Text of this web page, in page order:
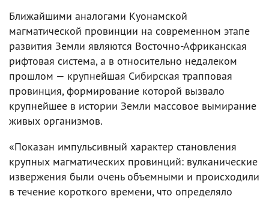
Ближайшими аналогами Куонамской
магматической провинции на современном этапе
развития Земли являются Восточно-Африканская
рифтовая система, а в относительно недалеком
прошлом — крупнейшая Сибирская трапповая
провинция, формирование которой вызвало
крупнейшее в истории Земли массовое вымирание
живых организмов.
«Показан импульсивный характер становления
крупных магматических провинций: вулканические
извержения были очень объемными и происходили
в течение короткого времени, что определяло